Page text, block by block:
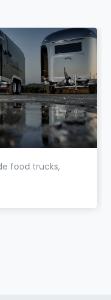
food trucks,